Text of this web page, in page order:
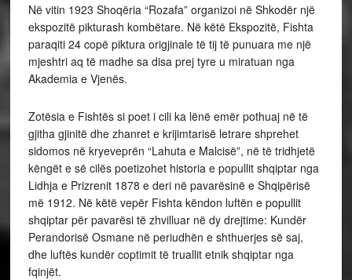
Në vitin 1923 Shoqëria “Rozafa” organizoi në Shkodër një
ekspozitë pikturash kombëtare. Në këtë Ekspozitë, Fishta
paraqiti 24 copë piktura origjinale të tij të punuara me një
mjeshtri aq të madhe sa disa prej tyre u miratuan nga
Akademia e Vjenës.
Zotësia e Fishtës si poet i cili ka lënë emër pothuaj në të
gjitha gjinitë dhe zhanret e krijimtarisë letrare shprehet
sidomos në kryeveprën “Lahuta e Malcisë”, në të tridhjetë
këngët e së cilës poetizohet historia e popullit shqiptar nga
Lidhja e Prizrenit 1878 e deri në pavarësinë e Shqipërisë
më 1912. Në këtë vepër Fishta këndon luftën e popullit
shqiptar për pavarësi të zhvilluar në dy drejtime: Kundër
Perandorisë Osmane në periudhën e shthuerjes së saj,
dhe luftës kundër coptimit të truallit etnik shqiptar nga
fqinjët.